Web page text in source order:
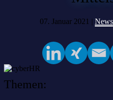
07. Januar 2021 | News
Themen: